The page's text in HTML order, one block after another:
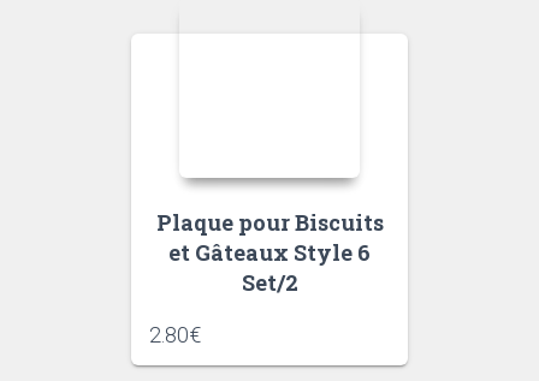
Plaque pour Biscuits
et Gâteaux Style 6
Set/2
2.80€